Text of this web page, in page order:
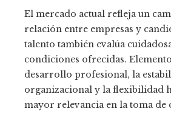
El mercado actual refleja un
relación entre empresas y
talento también evalúa
condiciones ofrecidas.
desarrollo profesional, la
organizacional y la flexibilidad
mayor relevancia en la toma de